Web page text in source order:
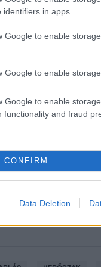
in apps.
Google to enable
Google to enable
Google to enable
functionality and fraud
CONFIRM
Data Deletion
a Google-